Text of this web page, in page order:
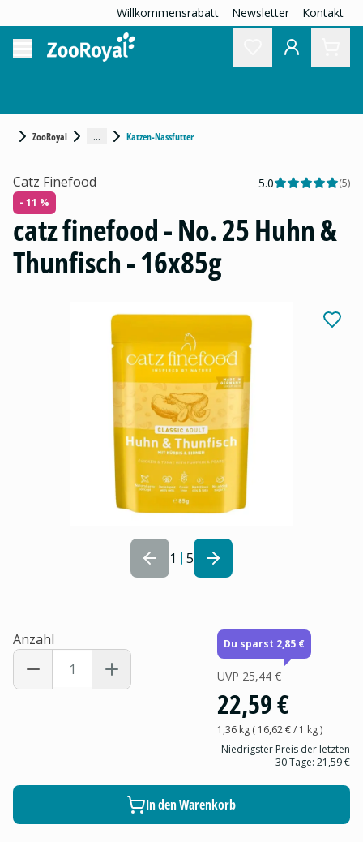
Willkommensrabatt Newsletter Kontakt
ZooRoyal ... Katzen-Nassfutter
1 5
Catz Finefood 5.0 (5)
- 11 %
catz finefood - No. 25 Huhn &
Thunfisch - 16x85g
Anzahl Du sparst 2,85 €
UVP 25,44 €
22,59 €
1,36 kg( 16,62 €/ 1 kg)
Niedrigster Preis der letzten
30 Tage: 21,59 €
In den Warenkorb